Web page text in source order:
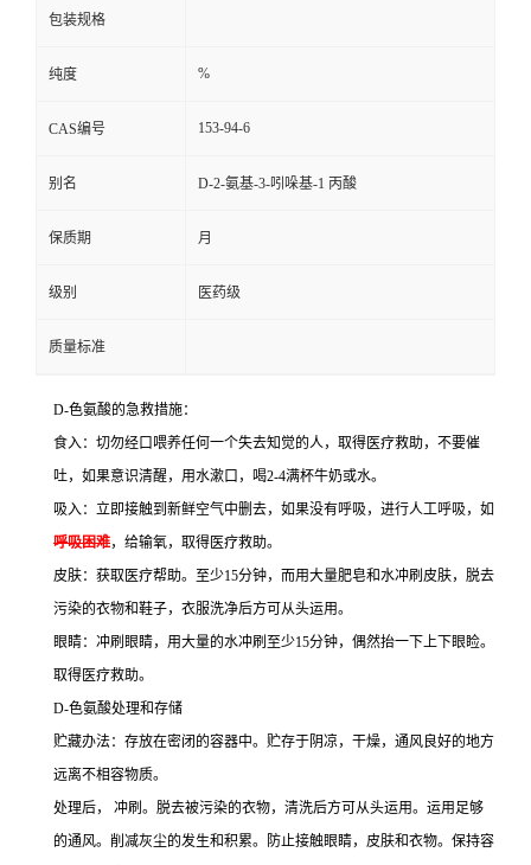
包装规格
纯度 %
CAS编号 153-94-6
别名 D-2-氨基-3-吲哚基-1 丙酸
保质期 月
级别 医药级
质量标准
D-色氨酸的急救措施：
食入：切勿经口喂养任何一个失去知觉的人，取得医疗救助，不要催
吐，如果意识清醒，用水漱口，喝2-4满杯牛奶或水。
吸入：立即接触到新鲜空气中删去，如果没有呼吸，进行人工呼吸，如
呼吸困难，给输氧，取得医疗救助。
皮肤：获取医疗帮助。至少15分钟，而用大量肥皂和水冲刷皮肤，脱去
污染的衣物和鞋子，衣服洗净后方可从头运用。
眼睛：冲刷眼睛，用大量的水冲刷至少15分钟，偶然抬一下上下眼睑。
取得医疗救助。
D-色氨酸处理和存储
贮藏办法：存放在密闭的容器中。贮存于阴凉，干燥，通风良好的地方
远离不相容物质。
处理后， 冲刷。脱去被污染的衣物，清洗后方可从头运用。运用足够
的通风。削减灰尘的发生和积累。防止接触眼睛，皮肤和衣物。保持容